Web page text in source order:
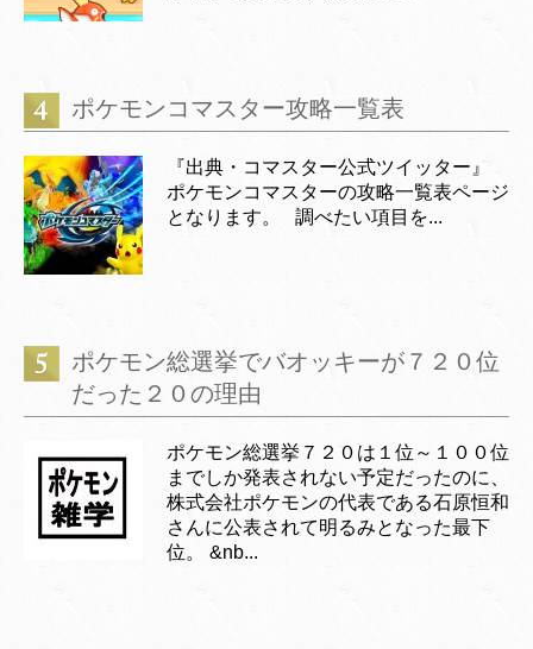
ポケモンコマスター攻略一覧表
『出典・コマスター公式ツイッター』
ポケモンコマスターの攻略一覧表ページ
となります。 調べたい項目を...
ポケモン総選挙でバオッキーが７２０位
だった２０の理由
ポケモン総選挙７２０は１位～１００位
までしか発表されない予定だったのに、
株式会社ポケモンの代表である石原恒和
さんに公表されて明るみとなった最下
位。 &nb...